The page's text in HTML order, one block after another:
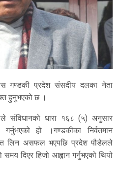
गण्डकी प्रदेश संसदीय दलका नेता
हुनुभएको छ ।
संविधानको धारा १६८ (५) अनुसार
हो ।गण्डकीका निर्वतमान
लिन असफल भएपछि प्रदेश पौडेलले
दिएर हिजो आह्वान गर्नुभएको थियो